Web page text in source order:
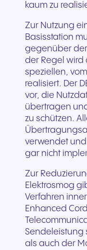
kaum zu
Zur Nutzung
Basisstation
gegenüber
der Regel wird
speziellen,
realisiert. Der
vor, die
übertragen
zu schützen.
verwendet
gar nicht
Zur
Elektrosmog
Verfahren
Enhanced
Sendeleistung
als auch der